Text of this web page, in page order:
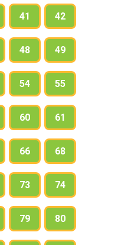
41 42
48 49
54 55
60 61
66 68
73 74
79 80